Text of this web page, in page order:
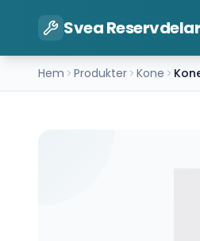
Svea Reservdelar
Hem Produkter Kone